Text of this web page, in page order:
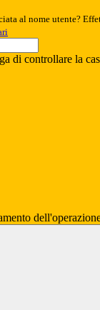
al nome utente?
di controllare la